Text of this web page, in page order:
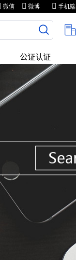
微信 微博 手机端
公证认证